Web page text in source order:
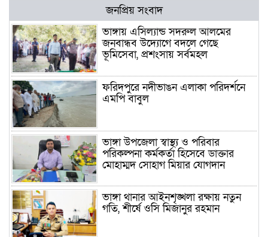
জনপ্রিয় সংবাদ
ভাঙ্গায় এসিল্যান্ড সদরুল আলমের
জনবান্ধব উদ্যোগে বদলে গেছে
ভূমিসেবা, প্রশংসায় সর্বমহল
ফরিদপুরে নদীভাঙন এলাকা পরিদর্শনে
এমপি বাবুল
ভাঙ্গা উপজেলা স্বাস্থ্য ও পরিবার
পরিকল্পনা কর্মকর্তা হিসেবে ডাক্তার
মোহাম্মদ সোহাগ মিয়ার যোগদান
ভাঙ্গা থানার আইনশৃঙ্খলা রক্ষায় নতুন
গতি, শীর্ষে ওসি মিজানুর রহমান